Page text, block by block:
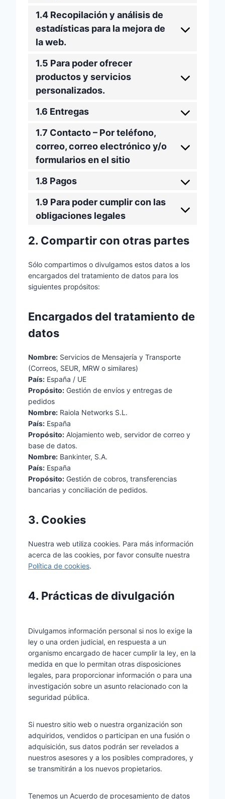
1.4 Recopilación y análisis de
estadísticas para la mejora de
la web.
1.5 Para poder ofrecer
productos y servicios
personalizados.
1.6 Entregas
1.7 Contacto – Por teléfono,
correo, correo electrónico y/o
formularios en el sitio
1.8 Pagos
1.9 Para poder cumplir con las
obligaciones legales
2. Compartir con otras partes
Sólo compartimos o divulgamos estos datos a los
encargados del tratamiento de datos para los
siguientes propósitos:
Encargados del tratamiento de
datos
Nombre: Servicios de Mensajería y Transporte
(Correos, SEUR, MRW o similares)
País: España / UE
Propósito: Gestión de envíos y entregas de
pedidos
Nombre: Raiola Networks S.L.
País: España
Propósito: Alojamiento web, servidor de correo y
base de datos.
Nombre: Bankinter, S.A.
País: España
Propósito: Gestión de cobros, transferencias
bancarias y conciliación de pedidos.
3. Cookies
Nuestra web utiliza cookies. Para más información
acerca de las cookies, por favor consulte nuestra
Política de cookies.
4. Prácticas de divulgación
Divulgamos información personal si nos lo exige la
ley o una orden judicial, en respuesta a un
organismo encargado de hacer cumplir la ley, en la
medida en que lo permitan otras disposiciones
legales, para proporcionar información o para una
investigación sobre un asunto relacionado con la
seguridad pública.
Si nuestro sitio web o nuestra organización son
adquiridos, vendidos o participan en una fusión o
adquisición, sus datos podrán ser revelados a
nuestros asesores y a los posibles compradores, y
se transmitirán a los nuevos propietarios.
Tenemos un Acuerdo de procesamiento de datos